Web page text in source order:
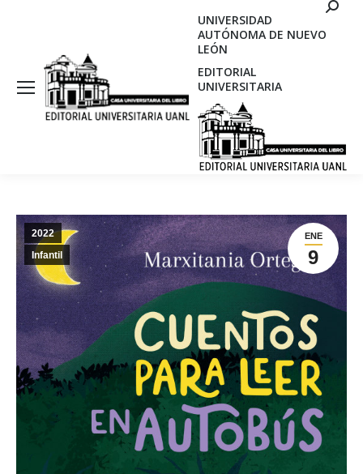
UNIVERSIDAD
AUTÓNOMA DE NUEVO
LEÓN
EDITORIAL
UNIVERSITARIA
ENE
9
2022
Infantil